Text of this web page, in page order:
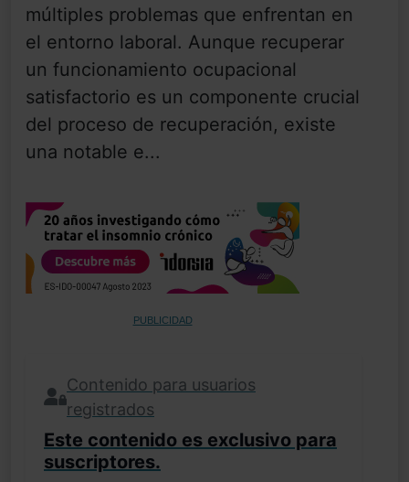
múltiples problemas que enfrentan en
el entorno laboral. Aunque recuperar
un funcionamiento ocupacional
satisfactorio es un componente crucial
del proceso de recuperación, existe
una notable e...
PUBLICIDAD
Contenido para usuarios
registrados
Este contenido es exclusivo para
suscriptores.